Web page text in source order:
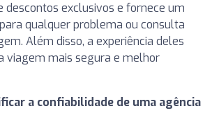
descontos exclusivos e fornece um
qualquer problema ou consulta
Além disso, a experiência deles
viagem mais segura e melhor
a confiabilidade de uma agência